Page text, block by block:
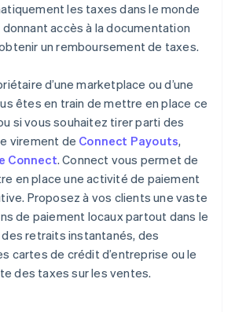
les taxes dans le monde
accès à la documentation
un remboursement de taxes.
d’une marketplace ou d’une
êtes en train de mettre en place ce
si vous souhaitez tirer parti des
virement de Connect Payouts,
Connect. Connect vous permet de
en place une activité de paiement
Proposez à vos clients une vaste
de paiement locaux partout dans le
retraits instantanés, des
cartes de crédit d’entreprise ou le
des taxes sur les ventes.